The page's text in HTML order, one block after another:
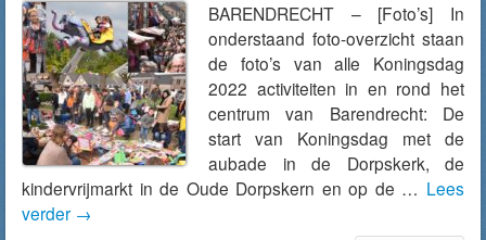
BARENDRECHT – [Foto’s] In
onderstaand foto-overzicht staan
de foto’s van alle Koningsdag
2022 activiteiten in en rond het
centrum van Barendrecht: De
start van Koningsdag met de
aubade in de Dorpskerk, de
kindervrijmarkt in de Oude Dorpskern en op de … Lees
verder →